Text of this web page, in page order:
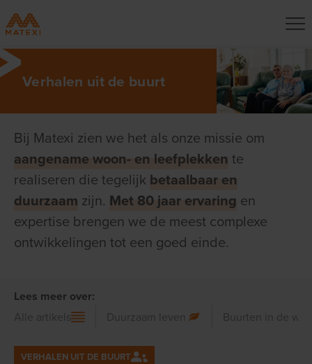
Verhalen uit de buurt
Bij Matexi zien we het als onze missie om
aangename woon- en leefplekken te
realiseren die tegelijk betaalbaar en
duurzaam zijn. Met 80 jaar ervaring en
expertise brengen we de meest complexe
ontwikkelingen tot een goed einde.
Lees meer over:
Alle artikels Duurzaam leven Buurten in de
VERHALEN UIT DE BUURT